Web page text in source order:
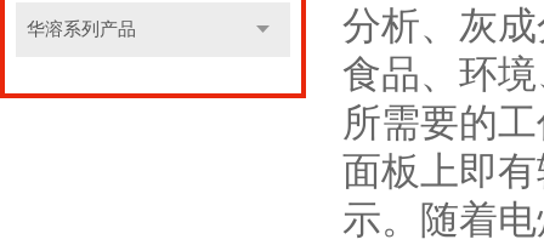
华溶系列产品
分析、灰
食品、环
所需要的
面板上即
示。随着